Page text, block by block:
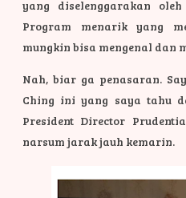
yang diselenggarakan
Program menarik yang
mungkin bisa mengenal dan
Nah, biar ga penasaran.
Ching ini yang saya tahu
President Director
narsum jarak jauh kemarin.